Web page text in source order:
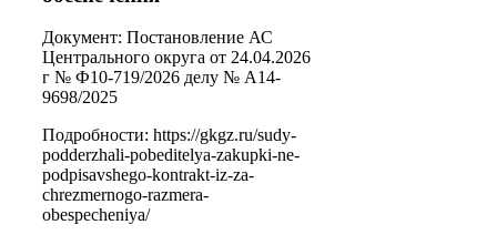
Документ: Постановление АС
Центрального округа от 24.04.2026
г № Ф10-719/2026 делу № А14-
9698/2025
Подробности: https://gkgz.ru/sudy-
podderzhali-pobeditelya-zakupki-ne-
podpisavshego-kontrakt-iz-za-
chrezmernogo-razmera-
obespecheniya/